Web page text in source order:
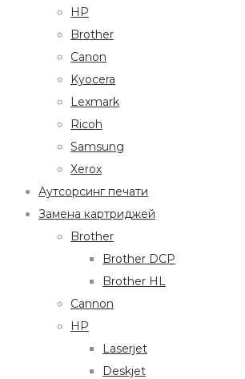
HP
Brother
Canon
Kyocera
Lexmark
Ricoh
Samsung
Xerox
Аутсорсинг печати
Замена картриджей
Brother
Brother DCP
Brother HL
Cannon
HP
Laserjet
Deskjet